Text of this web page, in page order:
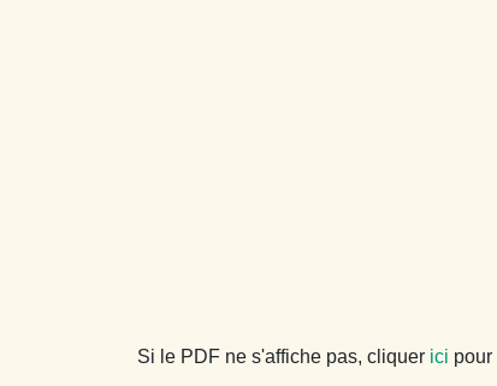
Si le PDF ne s'affiche pas, cliquer ici pour